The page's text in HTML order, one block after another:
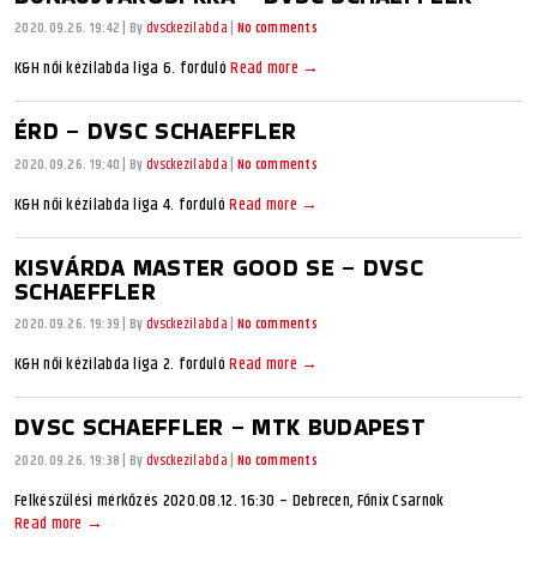
2020.09.26. 19:42 Bydvsckezilabda No comments
K&H női kézilabda liga 6. fordulóRead more →
ÉRD – DVSC SCHAEFFLER
2020.09.26. 19:40 Bydvsckezilabda No comments
K&H női kézilabda liga 4. fordulóRead more →
KISVÁRDA MASTER GOOD SE – DVSC
SCHAEFFLER
2020.09.26. 19:39 Bydvsckezilabda No comments
K&H női kézilabda liga 2. fordulóRead more →
DVSC SCHAEFFLER – MTK BUDAPEST
2020.09.26. 19:38 Bydvsckezilabda No comments
Felkészülési mérkőzés 2020.08.12. 16:30 – Debrecen, Főnix Csarnok
Read more →